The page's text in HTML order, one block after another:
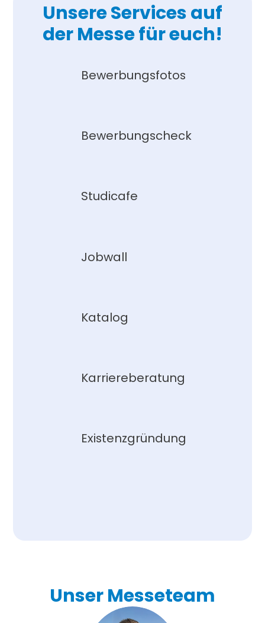
Unsere Services auf
der Messe für euch!
Bewerbungsfotos
Bewerbungscheck
Studicafe
Jobwall
Katalog
Karriereberatung
Existenzgründung
Unser Messeteam